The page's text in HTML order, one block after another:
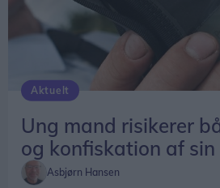
komme i spil, hvor straffen
fængsel og konfiskation af bilen.
Nordjyllands Politi vil af
ikke bidrage med konkrete
Aktuelt
Ung mand risikerer
og konfiskation af sin
Asbjørn Hansen